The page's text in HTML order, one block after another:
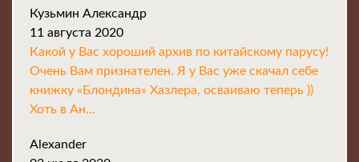
Кузьмин Александр
11 августа 2020
Какой у Вас хороший архив по китайскому парусу!
Очень Вам признателен. Я у Вас уже скачал себе
книжку «Блондина» Хазлера, осваиваю теперь ))
Хоть в Ан...
Alexander